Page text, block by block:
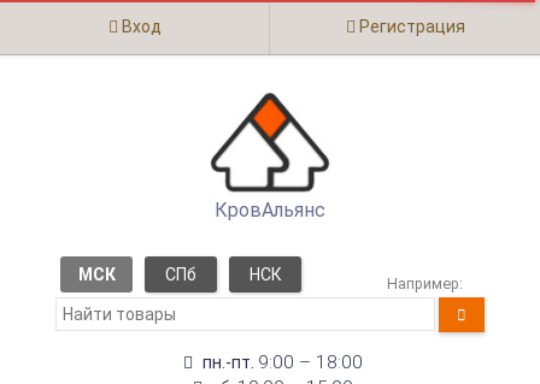
Вход Регистрация
КровАльянс
МСК СПб НСК Например:
пн.-пт. 9:00 – 18:00